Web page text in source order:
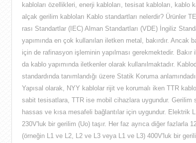
kabloları özellikleri, enerji kabloları, tesisat kabloları, kablo
alçak gerilim kabloları Kablo standartları nelerdir? Ürünler
rası Standartlar (IEC) Alman Standartları (VDE) İngiliz
yapımında en çok kullanılan iletken metal, bakırdır. Ancak
için de rafinasyon işleminin yapılması gerekmektedir.
da kablo yapımında iletkenler olarak kullanılmaktadır.
standardında tanımlandığı üzere Statik Koruma
Yapısal olarak, NYY kablolar rijit ve korumalı iken TTR
sabit tesisatlara, TTR ise mobil cihazlara uygundur. Gerilim
hassas ve kısa mesafeli bağlantılar için uygundur. Elektrik
230V'luk bir gerilim (Uo) taşır. Her faz ayrıca diğer fazlarla
(örneğin L1 ve L2, L2 ve L3 veya L1 ve L3) 400V'luk bir